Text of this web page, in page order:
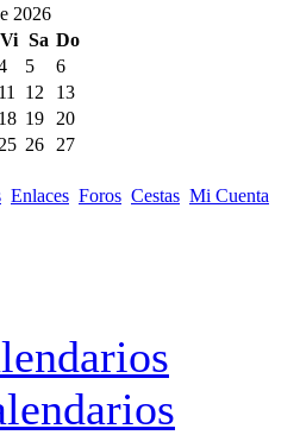
2026
Vi Sa Do
5
6
11 12
13
18 19
20
25 26
27
Enlaces Foros Cestas Mi Cuenta